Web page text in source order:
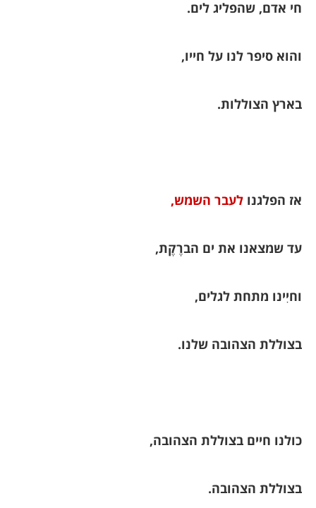
חי אדם, שהפליג לים.
והוא סיפר לנו על חייו,
בארץ הצוללות.
אז הפלגנו לעבר השמש,
עד שמצאנו את ים הברֶקֶת,
וחיִינו מתחת לגלים,
בצוללת הצהובה שלנו.
כולנו חיים בצוללת הצהובה,
בצוללת הצהובה.